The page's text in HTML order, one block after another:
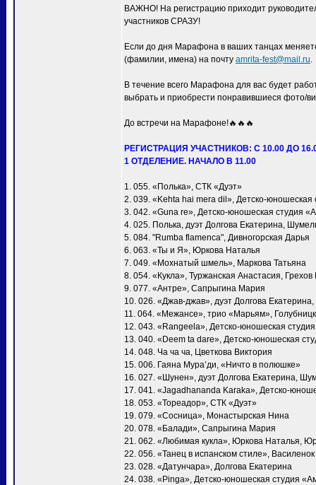
ВАЖНО! На регистрацию приходит
участников СРАЗУ!
Если до дня Марафона в ваших танцах
(фамилии, имена) на почту amrita-fest@mail.ru.
В течение всего Марафона для вас будет
выбрать и приобрести понравившиеся фото/
До встречи на Марафоне!🔥🔥🔥
РЕГИСТРАЦИЯ УЧАСТНИКОВ: С 10.00 ДО
1 ОТДЕЛЕНИЕ. НАЧАЛО В 11.00
1. 055. «Полька», СТК «Дуэт»
2. 039. «Kehta hai mera dil», Детско-юношеская
3. 042. «Guna re», Детско-юношеская студия
4. 025. Полька, дуэт Долгова Екатерина,
5. 084. "Rumba flamenca", Дивногорская Дарья
6. 063. «Ты и Я», Юркова Наталья
7. 049. «Мохнатый шмель», Маркова Татьяна
8. 054. «Кукла», Туржанская Анастасия, Грехов
9. 077. «Антре», Сапрыгина Мария
10. 026. «Джав-джав», дуэт Долгова
11. 064. «Межансе», трио «Марьям»,
12. 043. «Rangeela», Детско-юношеская
13. 040. «Deem ta dare», Детско-юношеская
14. 048. Ча ча ча, Цветкова Виктория
15. 006. Гаяна Мура’ди, «Ничто в полюшке»
16. 027. «Шунен», дуэт Долгова Екатерина,
17. 041. «Jagadhananda Karaka», Детско-
18. 053. «Тореадор», СТК «Дуэт»
19. 079. «Сосница», Монастырская Нина
20. 078. «Балади», Сапрыгина Мария
21. 062. «Любимая кукла», Юркова Наталья,
22. 056. «Танец в испанском стиле»,
23. 028. «Датунчара», Долгова Екатерина
24. 038. «Pinga», Детско-юношеская студия